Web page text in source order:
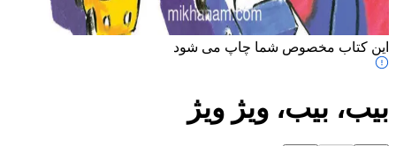
این کتاب مخصوص شما چاپ می شود
بیب، بیب، ویژ ویژ